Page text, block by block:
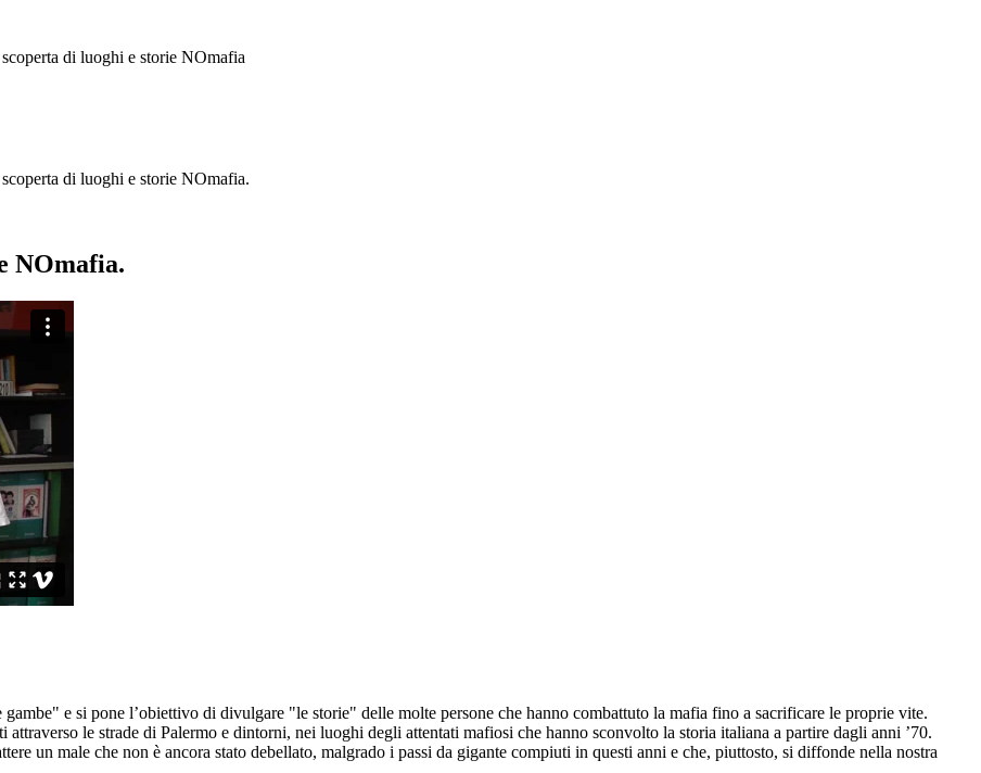
di luoghi e storie NOmafia
di luoghi e storie NOmafia.
NOmafia.
e si pone l’obiettivo di divulgare "le storie" delle molte persone che hanno combattuto la mafia fino a sacrificare le proprie vite.
le strade di Palermo e dintorni, nei luoghi degli attentati mafiosi che hanno sconvolto la storia italiana a partire dagli anni ’70.
un male che non è ancora stato debellato, malgrado i passi da gigante compiuti in questi anni e che, piuttosto, si diffonde nella nostra